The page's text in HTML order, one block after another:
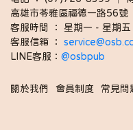
高雄市苓雅區福德一路56號
客服時間 ： 星期一 - 星期
客服信箱 ：
LINE客服： @osbpub
關於我們 會員制度 常見問